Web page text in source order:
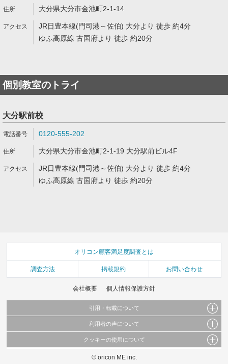
大分県大分市金池町2-1-14
JR日豊本線(門司港～佐伯) 大分より 徒歩 約4分
ゆふ高原線 古国府より 徒歩 約20分
個別教室のトライ
大分駅前校
0120-555-202
大分県大分市金池町2-1-19 大分駅前ビル4F
JR日豊本線(門司港～佐伯) 大分より 徒歩 約4分
ゆふ高原線 古国府より 徒歩 約20分
オリコン顧客満足度調査とは
調査方法 掲載規約 お問い合わせ
会社概要 個人情報保護方針
引用・転載について
当サイトで公開されている情報（文字、写真、イラスト、画像データ等）及びこれらの配
これらの情報を権利者の許可なく無断転載・複製などの二次利用を行うことは固く禁じて
利用者の声について
当サイトに掲載している内容はすべてサービスの利用者が提出された見解・感想です。
弊社の見解・ 意見ではないことをご理解いただいた上でご覧ください。
クッキーの使用について
このサイトでは Cookie を使用して、ユーザーに合わせたコンテンツや広告の表示、ソー
© oricon ME inc.